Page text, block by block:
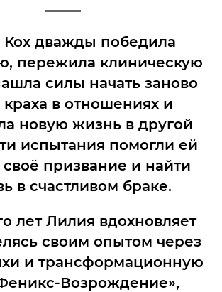
дважды победила
пережила клиническую
силы начать заново
краха в отношениях и
новую жизнь в другой
испытания помогли ей
призвание и найти
в счастливом браке.
лет Лилия вдохновляет
своим опытом через
и трансформационную
Возрождение»,